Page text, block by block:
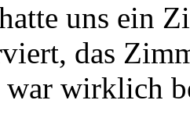
uns ein
das
war wirklich